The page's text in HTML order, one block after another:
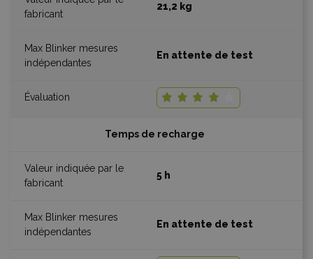
21,2 kg
En attente de test
Temps de recharge
5 h
En attente de test